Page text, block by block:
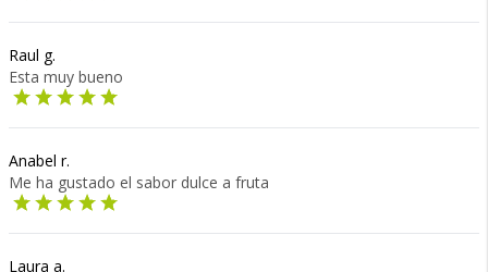
Raul g.
Esta muy bueno
Anabel r.
Me ha gustado el sabor dulce a fruta
Laura a.